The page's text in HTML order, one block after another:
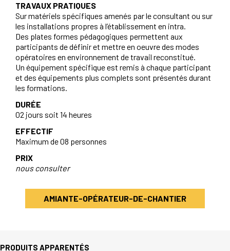
TRAVAUX PRATIQUES
Sur matériels spécifiques amenés par le consultant ou sur
les installations propres à l’établissement en intra.
Des plates formes pédagogiques permettent aux
participants de définir et mettre en oeuvre des modes
opératoires en environnement de travail reconstitué.
Un équipement spécifique est remis à chaque participant
et des équipements plus complets sont présentés durant
les formations.
DURÉE
02 jours soit 14 heures
EFFECTIF
Maximum de 08 personnes
PRIX
nous consulter
AMIANTE-OPÉRATEUR-DE-CHANTIER
PRODUITS APPARENTÉS